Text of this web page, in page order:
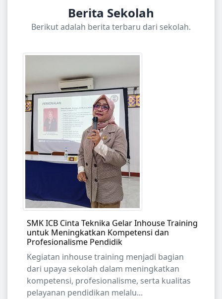
Berita Sekolah
Berikut adalah berita terbaru dari sekolah.
SMK ICB Cinta Teknika Gelar Inhouse Training
untuk Meningkatkan Kompetensi dan
Profesionalisme Pendidik
Kegiatan inhouse training menjadi bagian
dari upaya sekolah dalam meningkatkan
kompetensi, profesionalisme, serta kualitas
pelayanan pendidikan melalu...